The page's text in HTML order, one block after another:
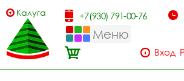
Калуга +7(930) 791-00-76
Меню
Вход